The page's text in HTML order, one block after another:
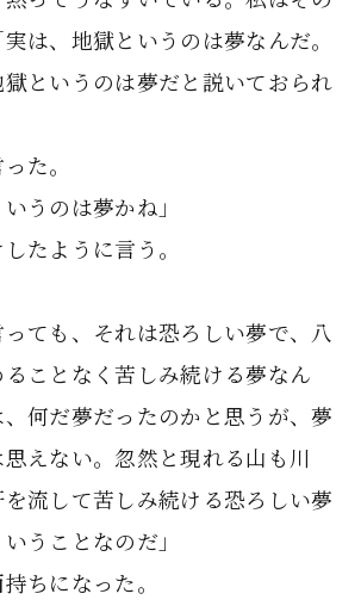
は、地獄というのは夢なんだ。
というのは夢だと説いておられ
た。
うのは夢かね」
たように言う。
っても、それは恐ろしい夢で、八
ことなく苦しみ続ける夢なん
何だ夢だったのかと思うが、夢
えない。忽然と現れる山も川
流して苦しみ続ける恐ろしい夢
うことなのだ」
ちになった。